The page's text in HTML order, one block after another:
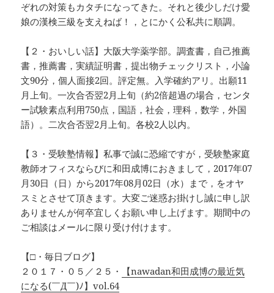
ぞれの対策もカタチになってきた。それと後少しだけ愛
娘の漢検三級を支えねば！，とにかく公私共に順調。
【２・おいしい話】大阪大学薬学部。調査書，自己推薦
書，推薦書，実績証明書，提出物チェックリスト，小論
文90分，個人面接2回。評定無。入学確約アリ。出願11
月上旬。一次合否翌2月上旬（約2倍超過の場合，センタ
ー試験素点利用750点，国語，社会，理科，数学，外国
語）。二次合否翌2月上旬。各校2人以内。
【３・受験塾情報】私事で誠に恐縮ですが，受験塾家庭
教師オフィスならびに和田成博におきまして，2017年07
月30日（日）から2017年08月02日（水）まで，をオヤ
スミとさせて頂きます。大変ご迷惑お掛けし誠に申し訳
ありませんが何卒宜しくお願い申し上げます。期間中の
ご相談はメールに限り受け付けます。
【□・毎日ブログ】
２０１７・０５／２５・
【nawadan和田成博の最近気
になる(￣Д￣)ﾉ】vol.64